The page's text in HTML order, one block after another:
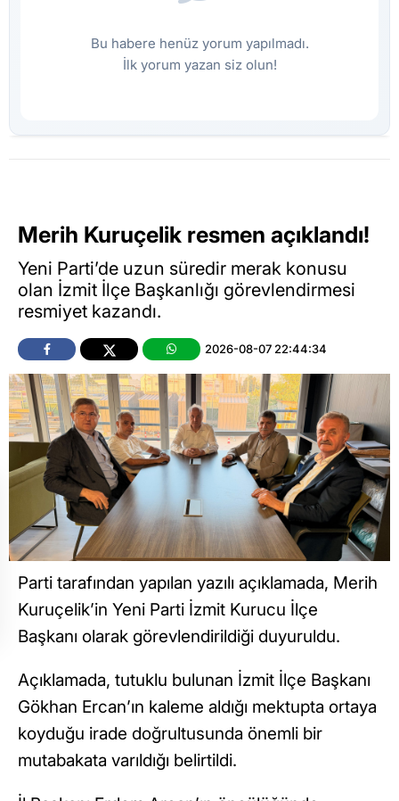
Bu habere henüz yorum yapılmadı.
İlk yorum yazan siz olun!
Merih Kuruçelik resmen açıklandı!
Yeni Parti’de uzun süredir merak konusu
olan İzmit İlçe Başkanlığı görevlendirmesi
resmiyet kazandı.
2026-08-07 22:44:34
Parti tarafından yapılan yazılı açıklamada, Merih
Kuruçelik’in Yeni Parti İzmit Kurucu İlçe
Başkanı olarak görevlendirildiği duyuruldu.
Açıklamada, tutuklu bulunan İzmit İlçe Başkanı
Gökhan Ercan’ın kaleme aldığı mektupta ortaya
koyduğu irade doğrultusunda önemli bir
mutabakata varıldığı belirtildi.